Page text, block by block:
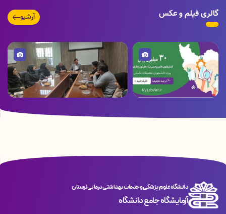
گالری فیلم و عکس آرشیو
شبکه راهبردی
تحقیقات و فناوری با پرسنل آزمایشگاه جامع
دانشگاه علوم پزشکی و خدمات بهداشتی درمانی لرستان
آزمایشگاه جامع دانشگاه